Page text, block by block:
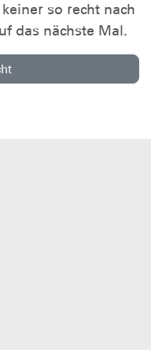
so recht nach
das nächste Mal.